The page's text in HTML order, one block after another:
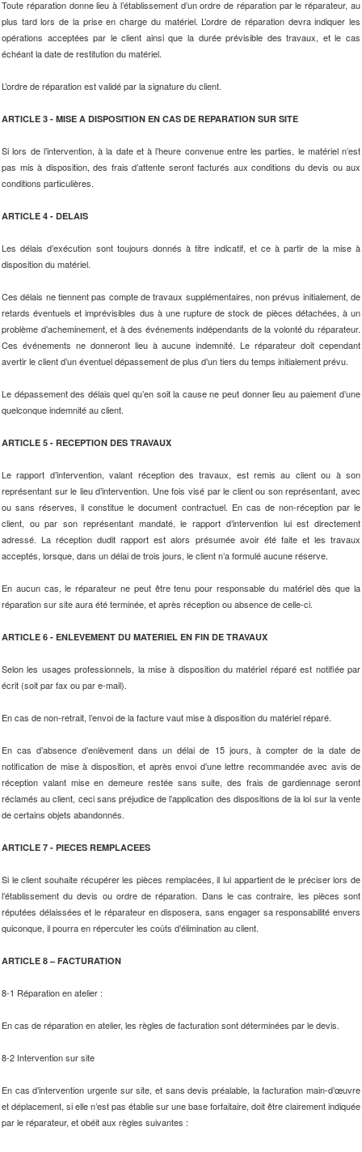
Toute réparation donne lieu à l’établissement d’un ordre de réparation par le réparateur, au
plus tard lors de la prise en charge du matériel. L’ordre de réparation devra indiquer les
opérations acceptées par le client ainsi que la durée prévisible des travaux, et le cas
échéant la date de restitution du matériel.
L’ordre de réparation est validé par la signature du client.
ARTICLE 3 - MISE A DISPOSITION EN CAS DE REPARATION SUR SITE
Si lors de l’intervention, à la date et à l’heure convenue entre les parties, le matériel n’est
pas mis à disposition, des frais d’attente seront facturés aux conditions du devis ou aux
conditions particulières.
ARTICLE 4 - DELAIS
Les délais d’exécution sont toujours donnés à titre indicatif, et ce à partir de la mise à
disposition du matériel.
Ces délais ne tiennent pas compte de travaux supplémentaires, non prévus initialement, de
retards éventuels et imprévisibles dus à une rupture de stock de pièces détachées, à un
problème d’acheminement, et à des événements indépendants de la volonté du réparateur.
Ces événements ne donneront lieu à aucune indemnité. Le réparateur doit cependant
avertir le client d’un éventuel dépassement de plus d’un tiers du temps initialement prévu.
Le dépassement des délais quel qu’en soit la cause ne peut donner lieu au paiement d’une
quelconque indemnité au client.
ARTICLE 5 - RECEPTION DES TRAVAUX
Le rapport d’intervention, valant réception des travaux, est remis au client ou à son
représentant sur le lieu d’intervention. Une fois visé par le client ou son représentant, avec
ou sans réserves, il constitue le document contractuel. En cas de non-réception par le
client, ou par son représentant mandaté, le rapport d’intervention lui est directement
adressé. La réception dudit rapport est alors présumée avoir été faite et les travaux
acceptés, lorsque, dans un délai de trois jours, le client n’a formulé aucune réserve.
En aucun cas, le réparateur ne peut être tenu pour responsable du matériel dès que la
réparation sur site aura été terminée, et après réception ou absence de celle-ci.
ARTICLE 6 - ENLEVEMENT DU MATERIEL EN FIN DE TRAVAUX
Selon les usages professionnels, la mise à disposition du matériel réparé est notifiée par
écrit (soit par fax ou par e-mail).
En cas de non-retrait, l’envoi de la facture vaut mise à disposition du matériel réparé.
En cas d’absence d’enlèvement dans un délai de 15 jours, à compter de la date de
notification de mise à disposition, et après envoi d’une lettre recommandée avec avis de
réception valant mise en demeure restée sans suite, des frais de gardiennage seront
réclamés au client, ceci sans préjudice de l’application des dispositions de la loi sur la vente
de certains objets abandonnés.
ARTICLE 7 - PIECES REMPLACEES
Si le client souhaite récupérer les pièces remplacées, il lui appartient de le préciser lors de
l’établissement du devis ou ordre de réparation. Dans le cas contraire, les pièces sont
réputées délaissées et le réparateur en disposera, sans engager sa responsabilité envers
quiconque, il pourra en répercuter les coûts d’élimination au client.
ARTICLE 8 – FACTURATION
8-1 Réparation en atelier :
En cas de réparation en atelier, les règles de facturation sont déterminées par le devis.
8-2 Intervention sur site
En cas d’intervention urgente sur site, et sans devis préalable, la facturation main-d’œuvre
et déplacement, si elle n’est pas établie sur une base forfaitaire, doit être clairement indiquée
par le réparateur, et obéit aux règles suivantes :